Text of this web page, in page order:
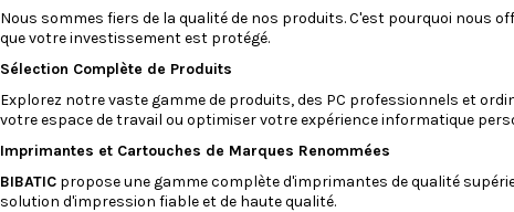
Nous sommes fiers de la qualité de nos produits. C'est pourquoi
que votre investissement est protégé.
Sélection Complète de Produits
Explorez notre vaste gamme de produits, des PC professionnels et
votre espace de travail ou optimiser votre expérience informatique
Imprimantes et Cartouches de Marques Renommées
BIBATIC propose une gamme complète d'imprimantes de qualité
solution d'impression fiable et de haute qualité.